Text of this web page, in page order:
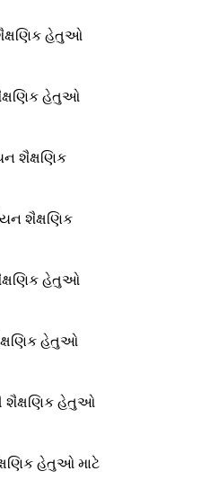
હેતુઓ
હેતુઓ
શૈક્ષણિક
શૈક્ષણિક
હેતુઓ
હેતુઓ
શૈક્ષણિક હેતુઓ
હેતુઓ માટે